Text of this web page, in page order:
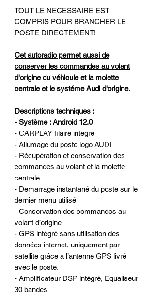
TOUT LE NECESSAIRE EST
COMPRIS POUR BRANCHER LE
POSTE DIRECTEMENT!
Cet autoradio permet aussi de
conserver les commandes au volant
d'origine du véhicule et la molette
centrale et le systéme Audi d'origine.
Descriptions techniques :
- Système : Android 12.0
- CARPLAY filaire integré
- Allumage du poste logo AUDI
- Récupération et conservation des
commandes au volant et la molette
centrale.
- Demarrage instantané du poste sur le
dernier menu utilisé
- Conservation des commandes au
volant d’origine
- GPS intégré sans utilisation des
données internet, uniquement par
satellite grâce a l’antenne GPS livré
avec le poste.
- Amplificateur DSP intégré, Equaliseur
30 bandes